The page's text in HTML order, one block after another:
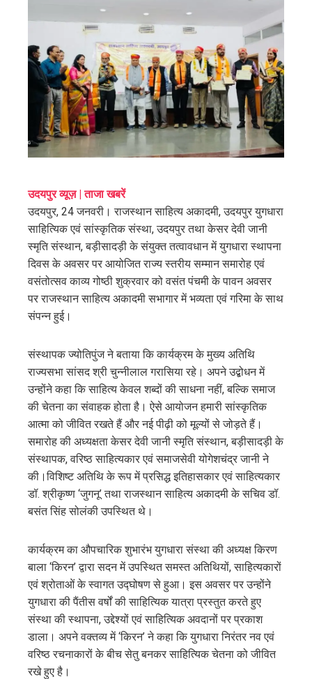
उदयपुर व्यूज़ | ताजा खबरें
उदयपुर, 24 जनवरी। राजस्थान साहित्य अकादमी, उदयपुर युगधारा
साहित्यिक एवं सांस्कृतिक संस्था, उदयपुर तथा केसर देवी जानी
स्मृति संस्थान, बड़ीसादड़ी के संयुक्त तत्वावधान में युगधारा स्थापना
दिवस के अवसर पर आयोजित राज्य स्तरीय सम्मान समारोह एवं
वसंतोत्सव काव्य गोष्ठी शुक्रवार को वसंत पंचमी के पावन अवसर
पर राजस्थान साहित्य अकादमी सभागार में भव्यता एवं गरिमा के साथ
संपन्न हुई।
संस्थापक ज्योतिपुंज ने बताया कि कार्यक्रम के मुख्य अतिथि
राज्यसभा सांसद श्री चुन्नीलाल गरासिया रहे। अपने उद्बोधन में
उन्होंने कहा कि साहित्य केवल शब्दों की साधना नहीं, बल्कि समाज
की चेतना का संवाहक होता है। ऐसे आयोजन हमारी सांस्कृतिक
आत्मा को जीवित रखते हैं और नई पीढ़ी को मूल्यों से जोड़ते हैं।
समारोह की अध्यक्षता केसर देवी जानी स्मृति संस्थान, बड़ीसादड़ी के
संस्थापक, वरिष्ठ साहित्यकार एवं समाजसेवी योगेशचंद्र जानी ने
की।विशिष्ट अतिथि के रूप में प्रसिद्ध इतिहासकार एवं साहित्यकार
डॉ. श्रीकृष्ण ‘जुगनू’ तथा राजस्थान साहित्य अकादमी के सचिव डॉ.
बसंत सिंह सोलंकी उपस्थित थे।
कार्यक्रम का औपचारिक शुभारंभ युगधारा संस्था की अध्यक्ष किरण
बाला ‘किरन’ द्वारा सदन में उपस्थित समस्त अतिथियों, साहित्यकारों
एवं श्रोताओं के स्वागत उद्घोषण से हुआ। इस अवसर पर उन्होंने
युगधारा की पैंतीस वर्षों की साहित्यिक यात्रा प्रस्तुत करते हुए
संस्था की स्थापना, उद्देश्यों एवं साहित्यिक अवदानों पर प्रकाश
डाला। अपने वक्तव्य में ‘किरन’ ने कहा कि युगधारा निरंतर नव एवं
वरिष्ठ रचनाकारों के बीच सेतु बनकर साहित्यिक चेतना को जीवित
रखे हुए है।